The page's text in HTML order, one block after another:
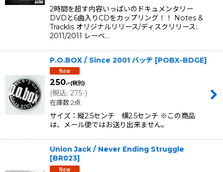
2時間を超す内容いっぱいのドキュメンタリー
DVDと6曲入りCDをカップリング！！ Notes &
Tracklis オリジナルリリース/ディスクリリース:
2011/2011 レーベ…
P.O.BOX / Since 2001 バッヂ [POBX-BDGE]
250.-(税別)
(税込: 275.-)
在庫数 2点
サイズ：縦2.5センチ 横2.5センチ ※この商品
は、メール便ではお送り出来ません。
Union Jack / Never Ending Struggle
[BR023]